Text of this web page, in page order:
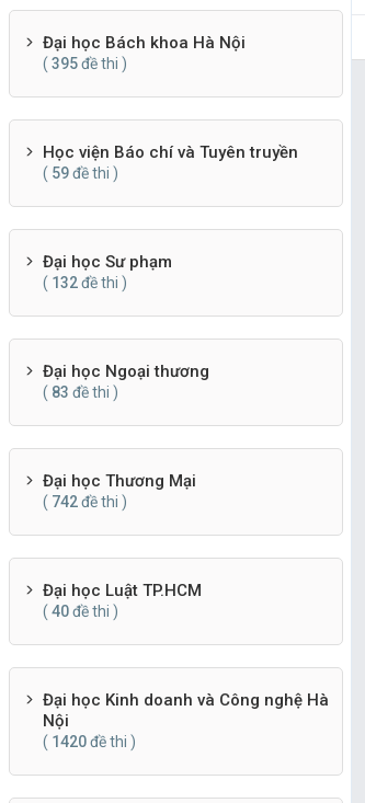
Đại học Bách khoa Hà Nội
( 395đề thi )
Học viện Báo chí và Tuyên truyền
( 59đề thi )
Đại học Sư phạm
( 132đề thi )
Đại học Ngoại thương
( 83 đề thi )
Đại học Thương Mại
( 742đề thi )
Đại học Luật TP.HCM
( 40đề thi )
Đại học Kinh doanh và Công nghệ Hà
Nội
( 1420đề thi )